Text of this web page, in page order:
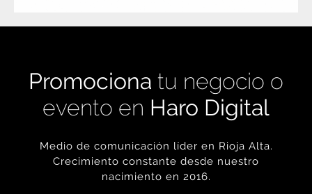
Promociona tu negocio o
evento en Haro Digital
Medio de comunicación líder en Rioja Alta.
Crecimiento constante desde nuestro
nacimiento en 2016.